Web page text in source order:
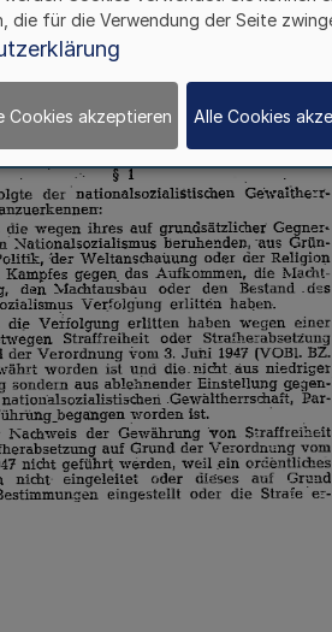
die für die Verwendung der Seite
Cookies akzeptieren Alle Cookies